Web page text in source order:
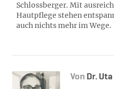
Schlossberger. Mit
Hautpflege stehen
auch nichts mehr im Wege.
Von Dr.